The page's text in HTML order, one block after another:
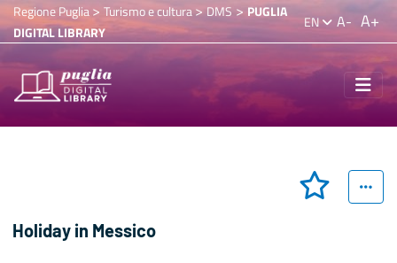
Regione Puglia> Turismo e cultura>DMS > PUGLIA
DIGITAL LIBRARY
EN A- A+
Holiday in Messico